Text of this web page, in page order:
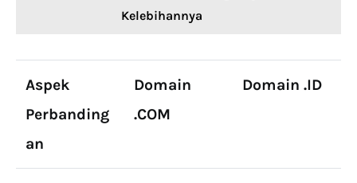
Kelebihannya
Aspek
Perbanding
an
Domain
.COM
Domain .ID